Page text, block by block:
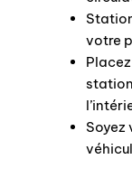
votre
Soyez